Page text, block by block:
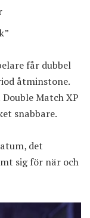
får dubbel
åtminstone.
Match XP
snabbare.
det
sig för när och